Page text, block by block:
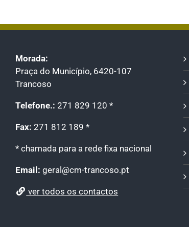
Morada:
Praça do Município, 6420-107
Trancoso
Telefone.: 271 829 120 *
Fax: 271 812 189 *
* chamada para a rede fixa nacional
Email: geral@cm-trancoso.pt
ver todos os contactos